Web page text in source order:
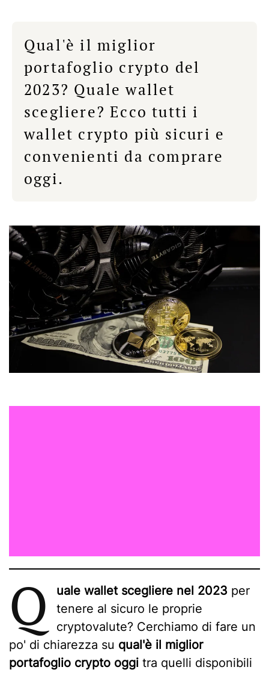
Qual'è il miglior
portafoglio crypto del
2023? Quale wallet
scegliere? Ecco tutti i
wallet crypto più sicuri e
convenienti da comprare
oggi.
Q uale wallet scegliere nel 2023 per
tenere al sicuro le proprie
cryptovalute? Cerchiamo di fare un
po' di chiarezza su qual'è il miglior
portafoglio crypto oggi tra quelli disponibili